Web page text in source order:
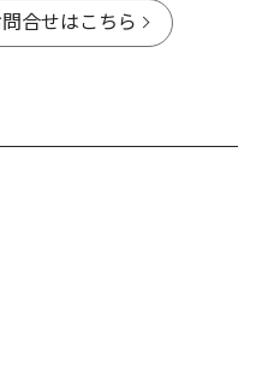
合せはこちら